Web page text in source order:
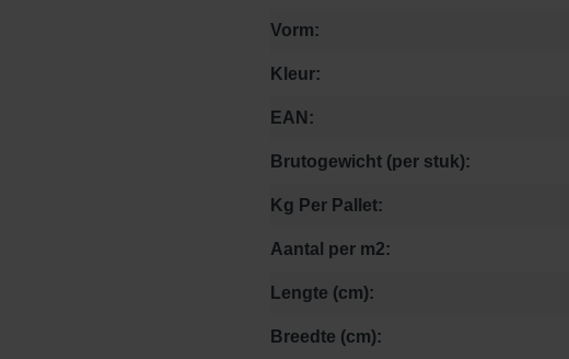
Vorm:
Kleur:
EAN:
Brutogewicht (per stuk):
Kg Per Pallet:
Aantal per m2:
Lengte (cm):
Breedte (cm):